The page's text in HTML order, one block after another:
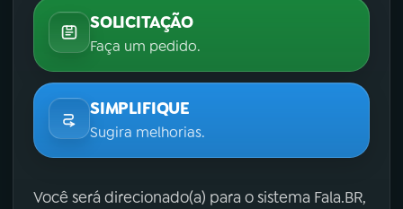
SOLICITAÇÃO
Faça um pedido.
SIMPLIFIQUE
Sugira melhorias.
Você será direcionado(a) para o sistema Fala.BR,